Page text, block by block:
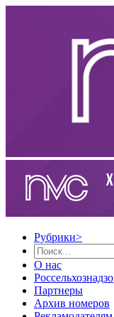
Рубрики>
О нас
Партнеры
Архив номеров